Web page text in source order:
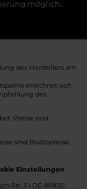
möglich.
des Herstellers am
errechnet sich
des
Preise sind
sind Bruttopreise.
Einstellungen
Str. 3 | DE-86830